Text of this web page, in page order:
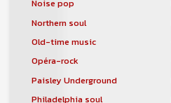
Noise pop
Northern soul
Old-time music
Opéra-rock
Paisley Underground
Philadelphia soul